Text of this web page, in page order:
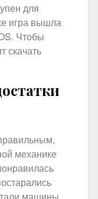
для
игра вышла
Чтобы
скачать
механике
машины